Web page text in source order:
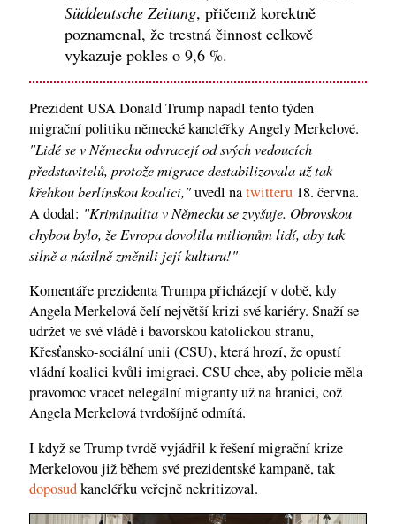
Süddeutsche Zeitung, přičemž korektně
poznamenal, že trestná činnost celkově
vykazuje pokles o 9,6 %.
Prezident USA Donald Trump napadl tento týden
migrační politiku německé kancléřky Angely Merkelové.
"Lidé se v Německu odvracejí od svých vedoucích
představitelů, protože migrace destabilizovala už tak
křehkou berlínskou koalici,"uvedl natwitteru 18. června.
A dodal: "Kriminalita v Německu se zvyšuje. Obrovskou
chybou bylo, že Evropa dovolila milionům lidí, aby tak
silně a násilně změnili její kulturu!"
Komentáře prezidenta Trumpa přicházejí v době, kdy
Angela Merkelová čelí největší krizi své kariéry. Snaží se
udržet ve své vládě i bavorskou katolickou stranu,
Křesťansko-sociální unii (CSU), která hrozí, že opustí
vládní koalici kvůli imigraci. CSU chce, aby policie měla
pravomoc vracet nelegální migranty už na hranici, což
Angela Merkelová tvrdošíjně odmítá.
I když se Trump tvrdě vyjádřil k řešení migrační krize
Merkelovou již během své prezidentské kampaně, tak
doposudkancléřku veřejně nekritizoval.